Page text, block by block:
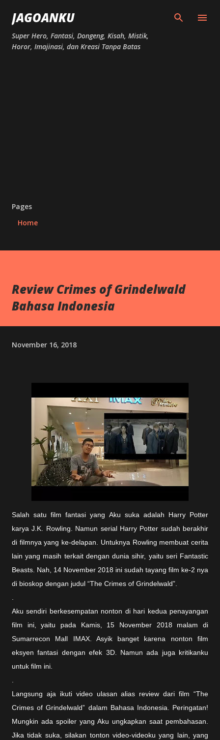
JAGOANKU
Super Hero, Fantasi, Dongeng, Kisah, Mistik,
Horor, Imajinasi, dan Kreasi Tanpa Batas
Pages
Home
Review Crimes of Grindelwald
Bahasa Indonesia
November 16, 2018
Salah satu film fantasi yang Aku suka adalah Harry Potter
karya J.K. Rowling. Namun serial Harry Potter sudah berakhir
di filmnya yang ke-delapan. Untuknya Rowling membuat cerita
lain yang masih terkait dengan dunia sihir, yaitu seri Fantastic
Beasts. Nah, 14 November 2018 ini sudah tayang film ke-2 nya
di bioskop dengan judul “The Crimes of Grindelwald”.
Aku sendiri berkesempatan nonton di hari kedua penayangan
film ini, yaitu pada Kamis, 15 November 2018 malam di
Sumarrecon Mall IMAX. Asyik banget karena nonton film
eksyen fantasi dengan efek 3D. Namun ada juga kritikanku
untuk film ini.
Langsung aja ikuti video ulasan alias review dari film “The
Crimes of Grindelwald” dalam Bahasa Indonesia. Peringatan!
Mungkin ada spoiler yang Aku ungkapkan saat pembahasan.
Jika tidak suka, silakan tonton video-videoku yang lain, yang